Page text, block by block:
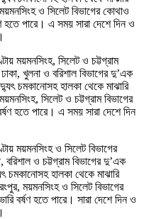
ও সিলেট বিভাগের কোথাও
হতে পারে। এ সময় সারা দেশে দিন ও
ময়মনসিংহ, সিলেট ও চট্টগ্রাম
খুলনা ও বরিশাল বিভাগের দু’এক
চমকানোসহ হালকা থেকে মাঝারি
সিলেট ও চট্টগ্রাম বিভাগের
হতে পারে। এ সময় সারা দেশে দিন
ময়মনসিংহ ও সিলেট বিভাগের
ও চট্টগ্রাম বিভাগের দু’এক
চমকানোসহ হালকা থেকে মাঝারি
ময়মনসিংহ ও সিলেট বিভাগের
বর্ষণ হতে পারে। সারা দেশে দিন ও